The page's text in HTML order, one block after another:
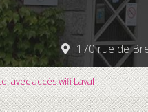
170 rue de
avec accès wifi Laval